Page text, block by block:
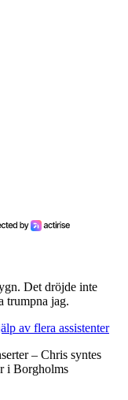
Det dröjde inte
trumpna jag.
av flera assistenter
– Chris syntes
i Borgholms